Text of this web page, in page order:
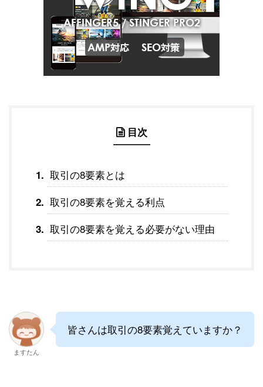
目次
取引の8要素とは
取引の8要素を覚える利点
取引の8要素を覚える必要がない理由
ますたん
皆さんは取引の8要素覚えていますか？